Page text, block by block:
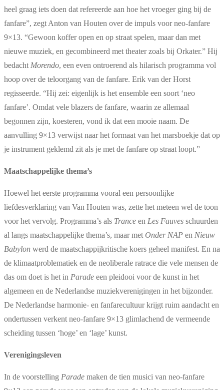
heel graag iets doen dat refereerde aan hoe het vroeger ging bij de
fanfare”, zegt Anton van Houten over de impuls voor neo-fanfare
9×13. “Gewoon koffer open en op straat spelen, maar dan met
nieuwe muziek, en gecombineerd met theater zoals bij Orkater.” Hij
bedacht Morendo, een even ontroerend als hilarisch programma vol
hoop over de teloorgang van de fanfare. Erik van der Horst
regisseerde. “Hij zei: eigenlijk is het ensemble een soort ‘neo
fanfare’. Omdat vele blazers de fanfare, waarin ze allemaal
begonnen zijn, koesteren, vond ik dat een mooie naam. De
aanvulling 9×13 verwijst naar het formaat van het marsboekje dat op
je instrument geklemd zit als je met de fanfare op straat loopt.”
Maatschappelijke thema’s
Hoewel het eerste programma vooral een persoonlijke
liefdesverklaring van Van Houten was, zette het meteen wel de toon
voor het vervolg. Programma’s als Trance en Les Fauves schuurden
al langs maatschappelijke thema’s, maar met Onder NAP en Nieuw
Babylon werd de maatschappijkritische koers geheel manifest. En na
de klimaatproblematiek en de neoliberale ratrace die vele mensen de
das om doet is het in Parade een pleidooi voor de kunst in het
algemeen en de Nederlandse muziekverenigingen in het bijzonder.
De Nederlandse harmonie- en fanfarecultuur krijgt ruim aandacht en
ondertussen verkent neo-fanfare 9×13 glimlachend de vermeende
scheiding tussen ‘hoge’ en ‘lage’ kunst.
Verenigingsleven
In de voorstelling Parade maken de tien musici van neo-fanfare